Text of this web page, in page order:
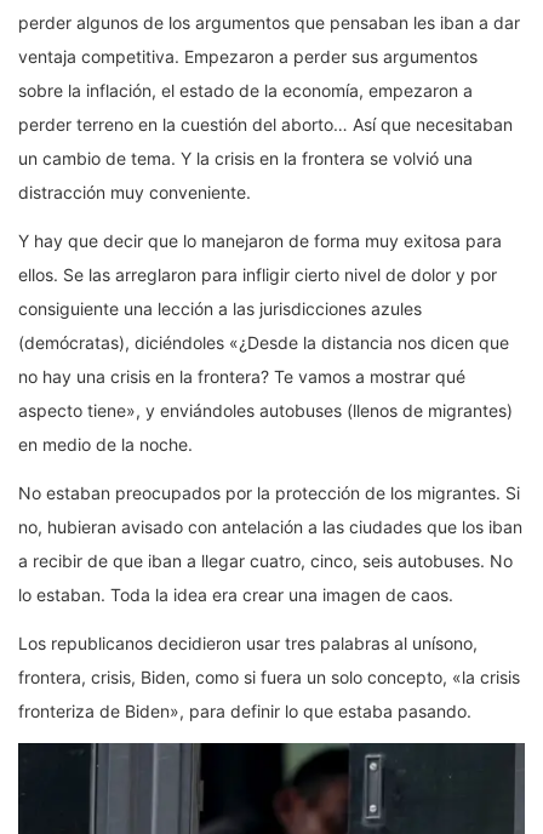
perder algunos de los argumentos que pensaban les iban a dar
ventaja competitiva. Empezaron a perder sus argumentos
sobre la inflación, el estado de la economía, empezaron a
perder terreno en la cuestión del aborto… Así que necesitaban
un cambio de tema. Y la crisis en la frontera se volvió una
distracción muy conveniente.
Y hay que decir que lo manejaron de forma muy exitosa para
ellos. Se las arreglaron para infligir cierto nivel de dolor y por
consiguiente una lección a las jurisdicciones azules
(demócratas), diciéndoles «¿Desde la distancia nos dicen que
no hay una crisis en la frontera? Te vamos a mostrar qué
aspecto tiene», y enviándoles autobuses (llenos de migrantes)
en medio de la noche.
No estaban preocupados por la protección de los migrantes. Si
no, hubieran avisado con antelación a las ciudades que los iban
a recibir de que iban a llegar cuatro, cinco, seis autobuses. No
lo estaban. Toda la idea era crear una imagen de caos.
Los republicanos decidieron usar tres palabras al unísono,
frontera, crisis, Biden, como si fuera un solo concepto, «la crisis
fronteriza de Biden», para definir lo que estaba pasando.